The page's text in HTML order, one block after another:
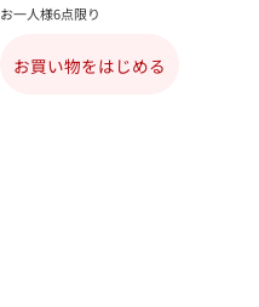
お一人様6点限り
お買い物をはじめる